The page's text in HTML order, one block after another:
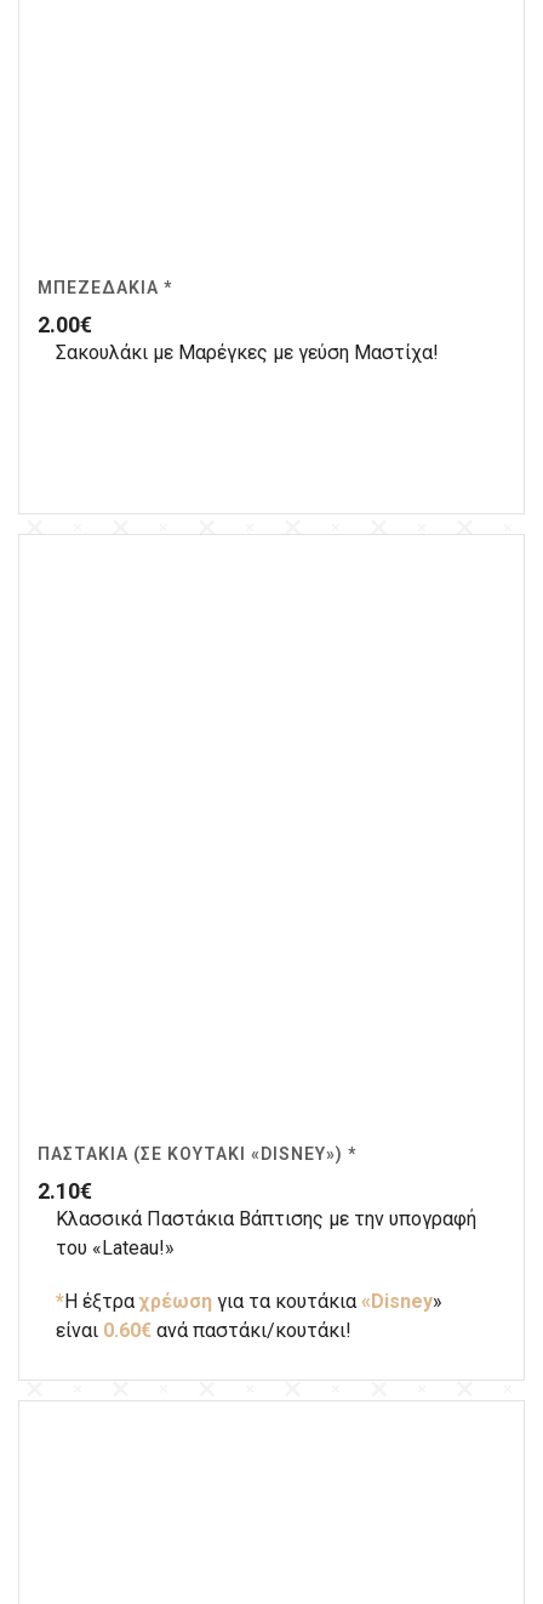
ΜΠΕΖΕΔΆΚΙΑ *
2.00€
Σακουλάκι με Μαρέγκες με γεύση Μαστίχα!
ΠΑΣΤΆΚΙΑ (ΣΕ ΚΟΥΤΆΚΙ «DISNEY») *
2.10€
Κλασσικά Παστάκια Βάπτισης με την υπογραφή
του «Lateau!»
*Η έξτραχρέωση για τα κουτάκια «Disney»
είναι 0.60€ ανά παστάκι/κουτάκι!